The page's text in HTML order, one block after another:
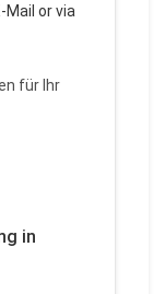
Mail or via
für Ihr
in